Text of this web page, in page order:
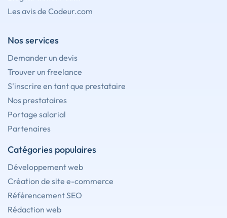
Les avis de Codeur.com
Nos services
Demander un devis
Trouver un freelance
S'inscrire en tant que prestataire
Nos prestataires
Portage salarial
Partenaires
Catégories populaires
Développement web
Création de site e-commerce
Référencement SEO
Rédaction web